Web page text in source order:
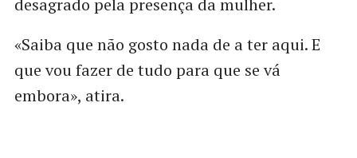
«Saiba que não gosto nada de a ter aqui. E
que vou fazer de tudo para que se vá
embora», atira.